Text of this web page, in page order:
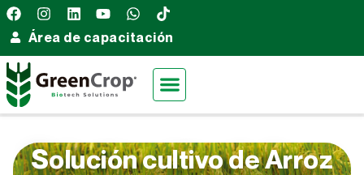
Área de capacitación
Solución cultivo de Arroz